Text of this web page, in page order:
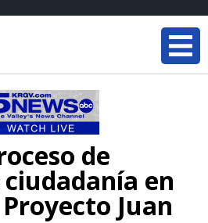
de
en
Juan